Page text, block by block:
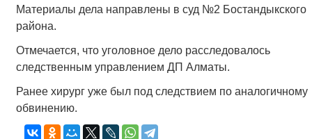
Материалы дела направлены в суд №2 Бостандыкского
района.
Отмечается, что уголовное дело расследовалось
следственным управлением ДП Алматы.
Ранее хирург уже был под следствием по аналогичному
обвинению.